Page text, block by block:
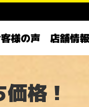
様の声 店舗情報
格！